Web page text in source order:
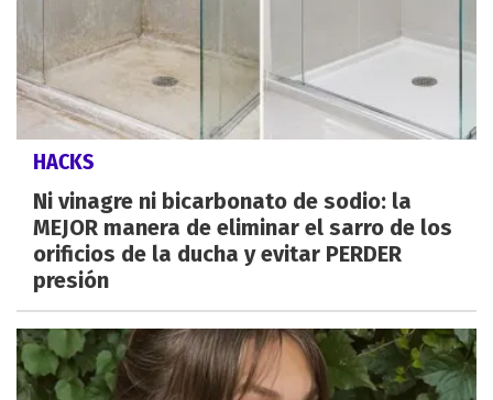
HACKS
Ni vinagre ni bicarbonato de sodio: la
MEJOR manera de eliminar el sarro de los
orificios de la ducha y evitar PERDER
presión